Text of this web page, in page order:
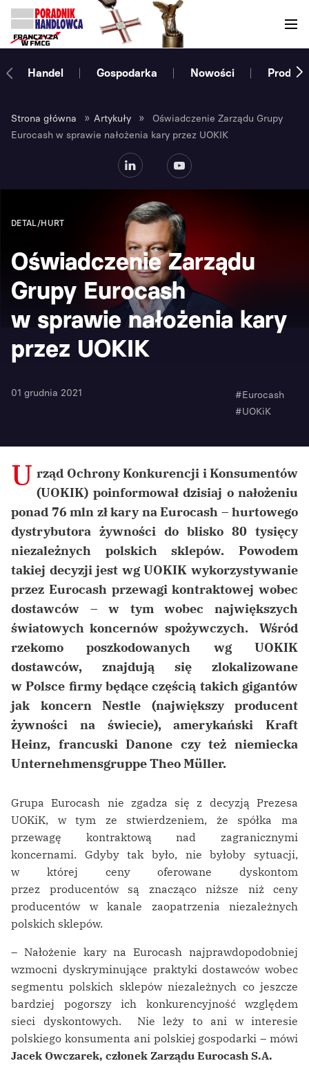
Handel Gospodarka Nowości
Strona główna » Artykuły »
Oświadczenie Zarządu Grupy
Eurocash w sprawie nałożenia kary przez UOKIK
DETAL/HURT
Oświadczenie Zarządu
Grupy Eurocash
w sprawie nałożenia kary
przez UOKIK
01 grudnia 2021
#Eurocash
#UOKiK
U rząd Ochrony Konkurencji i Konsumentów
(UOKIK) poinformował dzisiaj o nałożeniu
ponad 76 mln zł kary na Eurocash – hurtowego
dystrybutora żywności do blisko 80 tysięcy
niezależnych polskich sklepów. Powodem
takiej decyzji jest wg UOKIK wykorzystywanie
przez Eurocash przewagi kontraktowej wobec
dostawców – w tym wobec największych
światowych koncernów spożywczych. Wśród
rzekomo poszkodowanych wg UOKIK
dostawców, znajdują się zlokalizowane
w Polsce firmy będące częścią takich gigantów
jak koncern Nestle (największy producent
żywności na świecie), amerykański Kraft
Heinz, francuski Danone czy też niemiecka
Unternehmensgruppe Theo Müller.
Grupa Eurocash nie zgadza się z decyzją Prezesa
UOKiK, w tym ze stwierdzeniem, że spółka ma
przewagę kontraktową nad zagranicznymi
koncernami. Gdyby tak było, nie byłoby sytuacji,
w której ceny oferowane dyskontom
przez producentów są znacząco niższe niż ceny
producentów w kanale zaopatrzenia niezależnych
polskich sklepów.
– Nałożenie kary na Eurocash najprawdopodobniej
wzmocni dyskryminujące praktyki dostawców wobec
segmentu polskich sklepów niezależnych co jeszcze
bardziej pogorszy ich konkurencyjność względem
sieci dyskontowych. Nie leży to ani w interesie
polskiego konsumenta ani polskiej gospodarki – mówi
Jacek Owczarek, członek Zarządu Eurocash S.A.